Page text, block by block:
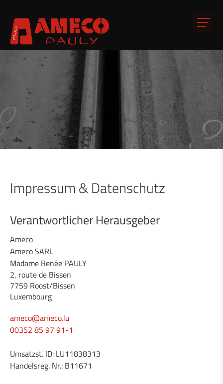
Impressum & Datenschutz
Verantwortlicher Herausgeber
Ameco
Ameco SARL
Madame Renée PAULY
2, route de Bissen
7759 Roost/Bissen
Luxembourg
ameco@ameco.lu
00352 85 97 91-1
Umsatzst. ID: LU11838313
Handelsreg. Nr.: B11671